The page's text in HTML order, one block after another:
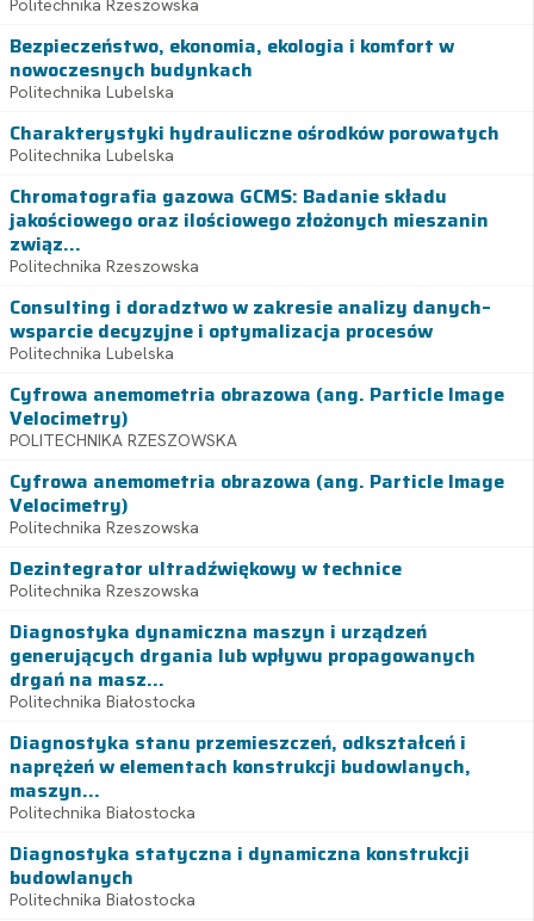
Politechnika Rzeszowska
Bezpieczeństwo, ekonomia, ekologia i komfort w
nowoczesnych budynkach
Politechnika Lubelska
Charakterystyki hydrauliczne ośrodków porowatych
Politechnika Lubelska
Chromatografia gazowa GCMS: Badanie składu
jakościowego oraz ilościowego złożonych mieszanin
związ...
Politechnika Rzeszowska
Consulting i doradztwo w zakresie analizy danych–
wsparcie decyzyjne i optymalizacja procesów
Politechnika Lubelska
Cyfrowa anemometria obrazowa (ang. Particle Image
Velocimetry)
POLITECHNIKA RZESZOWSKA
Cyfrowa anemometria obrazowa (ang. Particle Image
Velocimetry)
Politechnika Rzeszowska
Dezintegrator ultradźwiękowy w technice
Politechnika Rzeszowska
Diagnostyka dynamiczna maszyn i urządzeń
generujących drgania lub wpływu propagowanych
drgań na masz...
Politechnika Białostocka
Diagnostyka stanu przemieszczeń, odkształceń i
naprężeń w elementach konstrukcji budowlanych,
maszyn...
Politechnika Białostocka
Diagnostyka statyczna i dynamiczna konstrukcji
budowlanych
Politechnika Białostocka